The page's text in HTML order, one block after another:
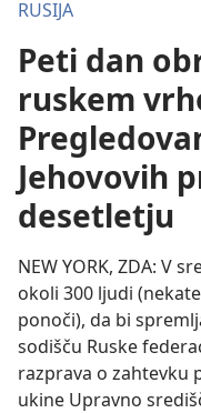
RUSIJA
Peti dan
ruskem
Jehovovih
desetletju
NEW YORK, ZDA: V
okoli 300 ljudi
ponoči), da bi
sodišču Ruske
razprava o zahtevku
ukine Upravno